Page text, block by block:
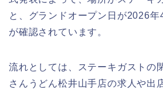
と、グランドオープン日が2026年
が確認されています。
流れとしては、ステーキガストの
さんうどん松井山手店の求人や出